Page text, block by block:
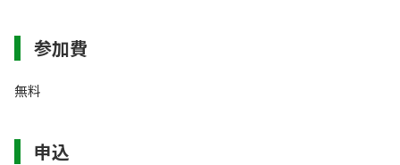
参加費
無料
申込